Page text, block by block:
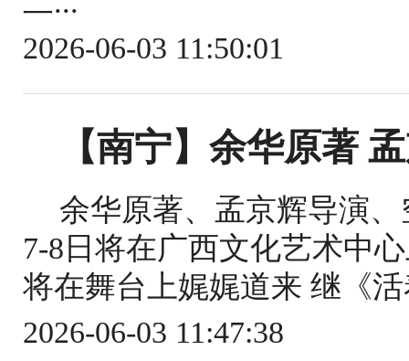
2026-06-03 11:50:01
【南宁】余华原著
余华原著、孟京辉导演
7-8日将在广西文化艺术中
将在舞台上娓娓道来 继《
2026-06-03 11:47:38